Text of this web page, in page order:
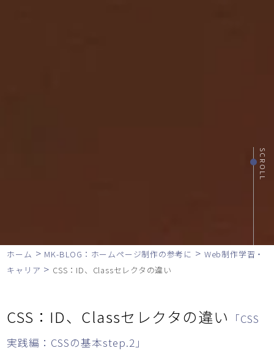
SCROLL
ホーム > MK-BLOG：ホームページ制作の参考に > Web制作学習・
キャリア > CSS：ID、Classセレクタの違い
CSS：ID、Classセレクタの違い
「CSS
実践編：CSSの基本step.2」